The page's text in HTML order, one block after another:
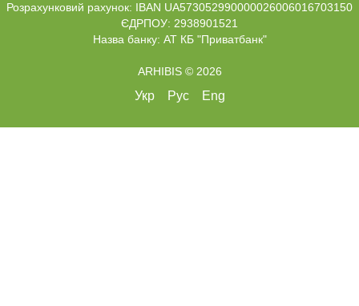
Розрахунковий рахунок: IBAN UA573052990000026006016703150
ЄДРПОУ: 2938901521
Назва банку: АТ КБ "Приватбанк"
ARHIBIS © 2026
Укр Рус Eng